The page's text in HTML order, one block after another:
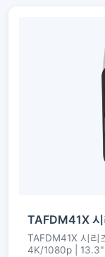
TAFDM41X
TAFDM41X 시리
4K/1080p |